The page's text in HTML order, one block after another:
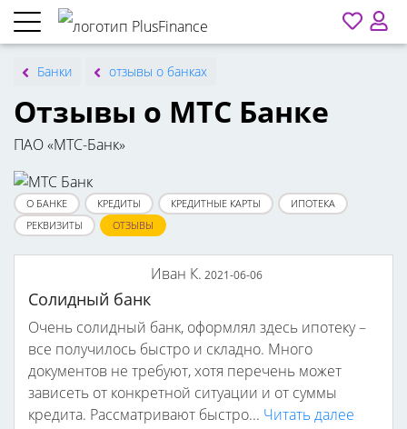
Банки отзывы о банках
Отзывы о МТС Банке
ПАО «МТС-Банк»
О БАНКЕ КРЕДИТЫ КРЕДИТНЫЕ КАРТЫ
ИПОТЕКА
РЕКВИЗИТЫ
ОТЗЫВЫ
Иван К. 2021-06-06
Солидный банк
Очень солидный банк, оформлял здесь ипотеку –
все получилось быстро и складно. Много
документов не требуют, хотя перечень может
зависеть от конкретной ситуации и от суммы
кредита. Рассматривают быстро... Читать далее